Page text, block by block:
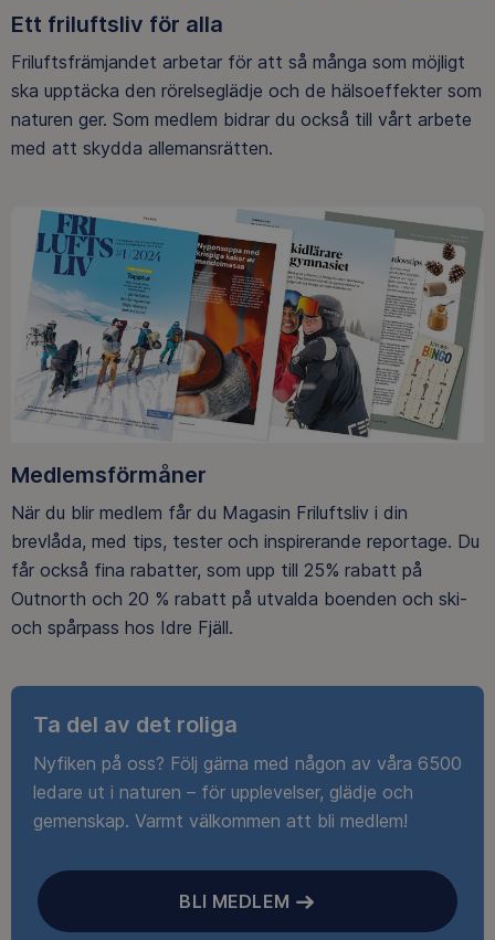
Ett friluftsliv för alla
Friluftsfrämjandet arbetar för att så många som möjligt
ska upptäcka den rörelseglädje och de hälsoeffekter som
naturen ger. Som medlem bidrar du också till vårt arbete
med att skydda allemansrätten.
Medlemsförmåner
När du blir medlem får du Magasin Friluftsliv i din
brevlåda, med tips, tester och inspirerande reportage. Du
får också fina rabatter, som upp till 25% rabatt på
Outnorth och 20 % rabatt på utvalda boenden och ski-
och spårpass hos Idre Fjäll.
Ta del av det roliga
Nyfiken på oss? Följ gärna med någon av våra 6500
ledare ut i naturen – för upplevelser, glädje och
gemenskap. Varmt välkommen att bli medlem!
BLI MEDLEM